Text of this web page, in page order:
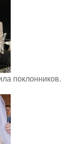
поклонников.